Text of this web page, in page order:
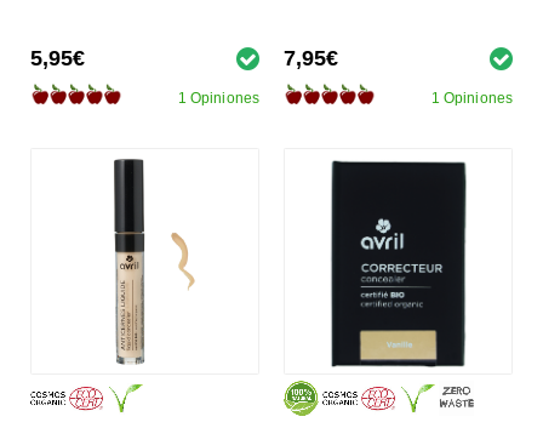
5,95€
1 Opiniones
7,95€
1 Opiniones